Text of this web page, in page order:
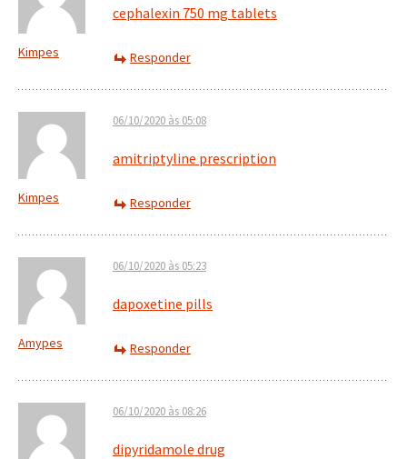
Kimpes
cephalexin 750 mg tablets
Responder
Kimpes
06/10/2020 às 05:08
amitriptyline prescription
Responder
Amypes
06/10/2020 às 05:23
dapoxetine pills
Responder
06/10/2020 às 08:26
dipyridamole drug